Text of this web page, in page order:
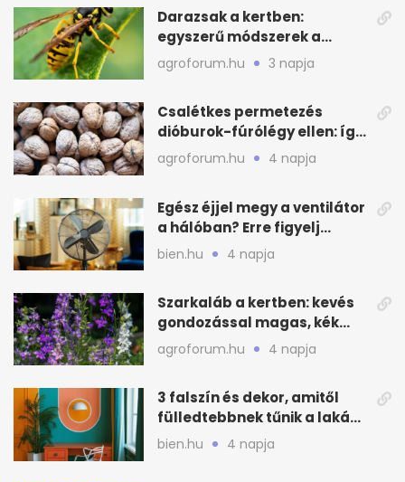
Darazsak a kertben:
egyszerű módszerek a
távoltartásukra nyáron
agroforum.hu 3 napja
Csalétkes permetezés
dióburok-fúrólégy ellen: így
csináld a kertben
agroforum.hu 4 napja
Egész éjjel megy a ventilátor
a hálóban? Erre figyelj
alvásnál nyáron
bien.hu 4 napja
Szarkaláb a kertben: kevés
gondozással magas, kék
virágfalat ad
agroforum.hu 4 napja
3 falszín és dekor, amitől
fülledtebbnek tűnik a lakás
nyáron
bien.hu 4 napja